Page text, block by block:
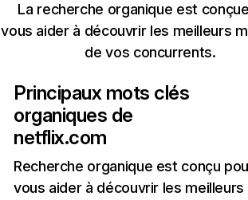
La recherche organique est
vous aider à découvrir les meilleurs
de vos concurrents.
Principaux mots clés
organiques de
netflix.com
Recherche organique est conçu
vous aider à découvrir les